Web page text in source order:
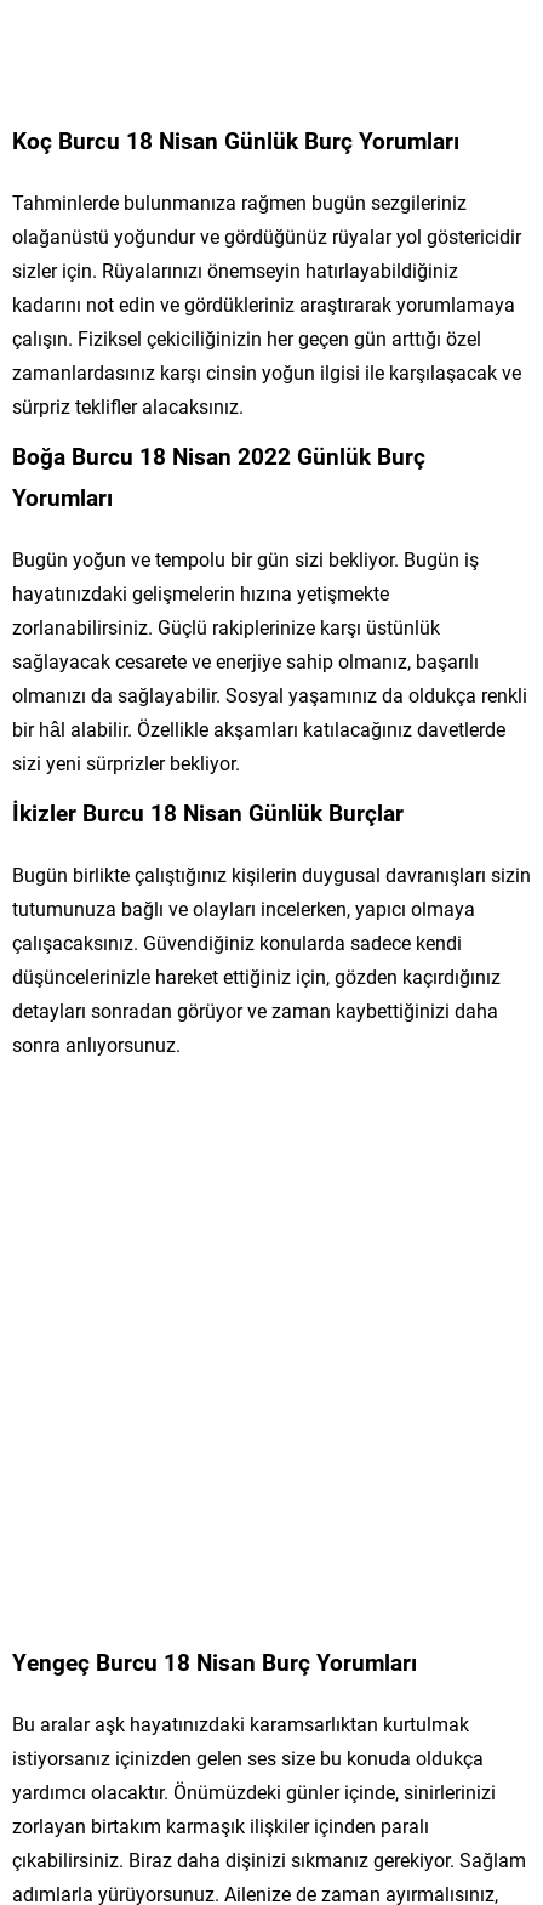
Koç Burcu 18 Nisan Günlük Burç Yorumları
Tahminlerde bulunmanıza rağmen bugün sezgileriniz
olağanüstü yoğundur ve gördüğünüz rüyalar yol göstericidir
sizler için. Rüyalarınızı önemseyin hatırlayabildiğiniz
kadarını not edin ve gördükleriniz araştırarak yorumlamaya
çalışın. Fiziksel çekiciliğinizin her geçen gün arttığı özel
zamanlardasınız karşı cinsin yoğun ilgisi ile karşılaşacak ve
sürpriz teklifler alacaksınız.
Boğa Burcu 18 Nisan 2022 Günlük Burç
Yorumları
Bugün yoğun ve tempolu bir gün sizi bekliyor. Bugün iş
hayatınızdaki gelişmelerin hızına yetişmekte
zorlanabilirsiniz. Güçlü rakiplerinize karşı üstünlük
sağlayacak cesarete ve enerjiye sahip olmanız, başarılı
olmanızı da sağlayabilir. Sosyal yaşamınız da oldukça renkli
bir hâl alabilir. Özellikle akşamları katılacağınız davetlerde
sizi yeni sürprizler bekliyor.
İkizler Burcu 18 Nisan Günlük Burçlar
Bugün birlikte çalıştığınız kişilerin duygusal davranışları sizin
tutumunuza bağlı ve olayları incelerken, yapıcı olmaya
çalışacaksınız. Güvendiğiniz konularda sadece kendi
düşüncelerinizle hareket ettiğiniz için, gözden kaçırdığınız
detayları sonradan görüyor ve zaman kaybettiğinizi daha
sonra anlıyorsunuz.
Yengeç Burcu 18 Nisan Burç Yorumları
Bu aralar aşk hayatınızdaki karamsarlıktan kurtulmak
istiyorsanız içinizden gelen ses size bu konuda oldukça
yardımcı olacaktır. Önümüzdeki günler içinde, sinirlerinizi
zorlayan birtakım karmaşık ilişkiler içinden paralı
çıkabilirsiniz. Biraz daha dişinizi sıkmanız gerekiyor. Sağlam
adımlarla yürüyorsunuz. Ailenize de zaman ayırmalısınız,